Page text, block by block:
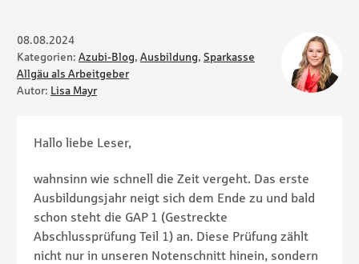
08.08.2024
Kategorien: Azubi-Blog, Ausbildung, Sparkasse
Allgäu als Arbeitgeber
Autor: Lisa Mayr
Hallo liebe Leser,
wahnsinn wie schnell die Zeit vergeht. Das erste
Ausbildungsjahr neigt sich dem Ende zu und bald
schon steht die GAP 1 (Gestreckte
Abschlussprüfung Teil 1) an. Diese Prüfung zählt
nicht nur in unseren Notenschnitt hinein, sondern